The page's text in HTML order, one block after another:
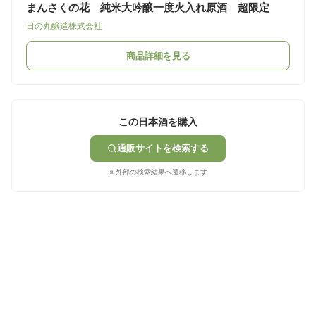
まんさくの花 純米大吟醸一度火入れ原酒 超限定
日の丸醸造株式会社
商品詳細を見る
この日本酒を購入
通販サイトを検索する
※ 外部の検索結果へ遷移します